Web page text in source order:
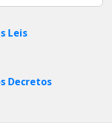
Leis
Decretos